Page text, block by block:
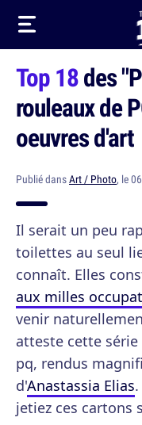
Top 18des
rouleaux de
oeuvres d'art
Publié dansArt / Photo, le
Il serait un peu
toilettes au seul
connaît. Elles
aux milles
venir
atteste cette série
pq, rendus
d'Anastassia Elias
jetiez ces cartons